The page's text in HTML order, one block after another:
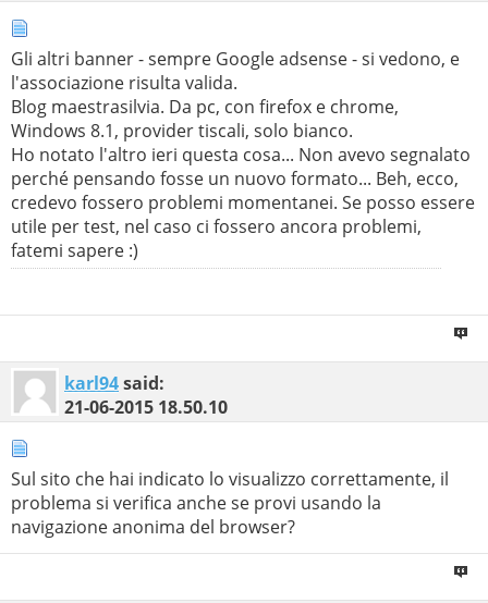
Gli altri banner - sempre Google adsense - si vedono, e
l'associazione risulta valida.
Blog maestrasilvia. Da pc, con firefox e chrome,
Windows 8.1, provider tiscali, solo bianco.
Ho notato l'altro ieri questa cosa... Non avevo segnalato
perché pensando fosse un nuovo formato... Beh, ecco,
credevo fossero problemi momentanei. Se posso essere
utile per test, nel caso ci fossero ancora problemi,
fatemi sapere :)
karl94said:
21-06-2015 18.50.10
Sul sito che hai indicato lo visualizzo correttamente, il
problema si verifica anche se provi usando la
navigazione anonima del browser?